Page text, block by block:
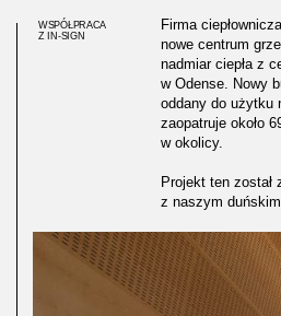
WSPÓŁPRACA
Z IN-SIGN
Firma
nowe centrum
nadmiar ciepła z
w Odense. Nowy
oddany do użytku
zaopatruje około
w okolicy.
Projekt ten został
z naszym